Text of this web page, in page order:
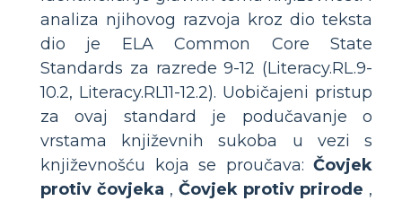
analiza njihovog razvoja kroz dio teksta
dio je ELA Common Core State
Standards za razrede 9-12 (Literacy.RL.9-
10.2, Literacy.RL11-12.2). Uobičajeni pristup
za ovaj standard je podučavanje o
vrstama književnih sukoba u vezi s
književnošću koja se proučava: Čovjek
protiv čovjeka , Čovjek protiv prirode ,